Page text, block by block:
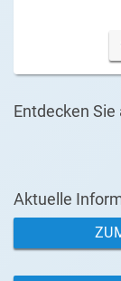
Entdecken
Aktuelle